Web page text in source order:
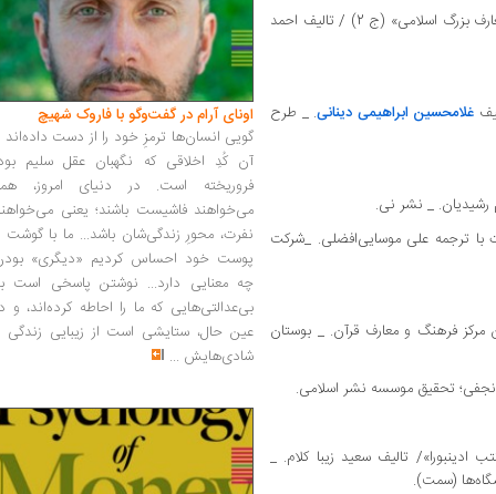
3. کتاب «فهرست نسخه‌های خطی مرکز دایره‌المعارف بزرگ اسلامی» (ج 2) / تالیف احمد
غلامحسین ابراهیمی دینانی. _ طرح
با ترجمه علی موسایی‌افضلی. _شرکت
مرکز فرهنگ و معارف قرآن. _ بوستان
تالیف سعید زیبا کلام. _
(سمت).
اونای آرام در گفت‌وگو با فاروک شهیچ‭
گویی انسان‌ها ترمزِ خود را از دست
آن کُدِ اخلاقی که نگهبان عقل سلیم
فروریخته است. در دنیای امروز،
می‌خواهند فاشیست باشند؛ یعنی
نفرت، محورِ زندگی‌شان باشد... ما با گوشت
پوست خود احساس کردیم «دیگری»
چه معنایی دارد... نوشتن پاسخی است
بی‌عدالتی‌هایی که ما را احاطه کرده‌اند، و
عین حال، ستایشی است از زیبایی زندگی
شادی‌هایش ...